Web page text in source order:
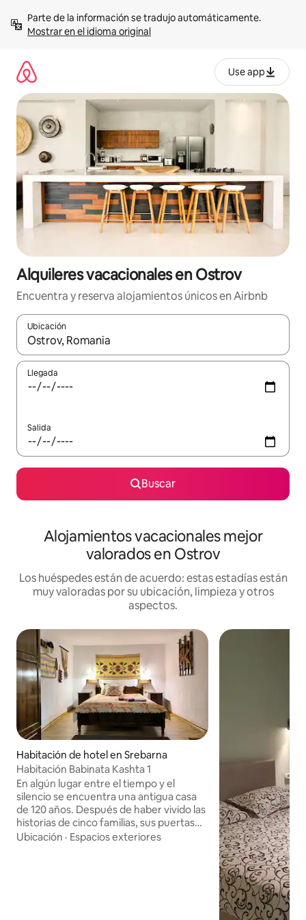
contenidoMostrar en el idioma original
Use app
Alquileres vacacionales en Ostrov
Encuentra y reserva alojamientos únicos en Airbnb
Ubicación
Cuando los resultados estén disponibles, navega con las
Llegada
Salida
Buscar
Alojamientos vacacionales mejor
valorados en Ostrov
Los huéspedes están de acuerdo: estas estadías están
muy valoradas por su ubicación, limpieza y otros
aspectos.
Habitación de hotel en Srebarna
Habitación Babinata Kashta 1
En algún lugar entre el tiempo y el
silencio se encuentra una antigua casa
de 120 años. Después de haber vivido las
historias de cinco familias, sus puertas
están abiertas a las personas que buscan
Ubicación · Espacios exteriores